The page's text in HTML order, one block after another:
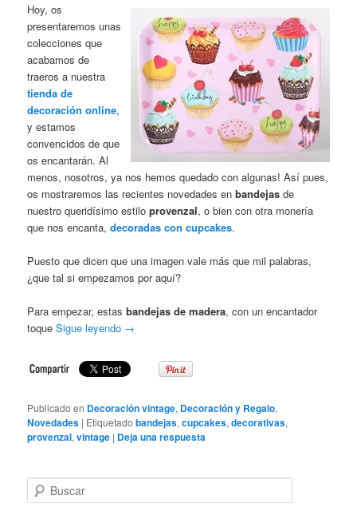
Hoy, os
presentaremos unas
colecciones que
acabamos de
traeros a nuestra
tienda de
decoración online,
y estamos
convencidos de que
os encantarán. Al
menos, nosotros, ya nos hemos quedado con algunas! Así pues,
os mostraremos las recientes novedades enbandejasde
nuestro queridísimo estiloprovenzal, o bien con otra monería
que nos encanta,decoradas con cupcakes.
Puesto que dicen que una imagen vale más que mil palabras,
¿que tal si empezamos por aquí?
Para empezar, estasbandejas de madera, con un encantador
toqueSigue leyendo →
Publicado en Decoración vintage, Decoración y Regalo,
Novedades | Etiquetado bandejas,cupcakes,decorativas,
provenzal,vintage | Deja una respuesta
Buscar